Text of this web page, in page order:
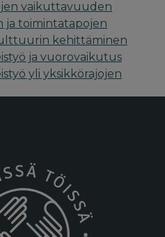
vaikuttavuuden
ja toimintatapojen
kehittäminen
ja vuorovaikutus
yli yksikkörajojen